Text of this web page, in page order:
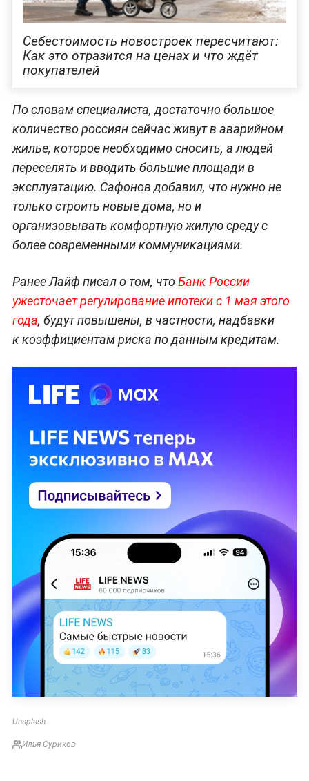
Себестоимость новостроек пересчитают:
Как это отразится на ценах и что ждёт
покупателей
По словам специалиста, достаточно большое
количество россиян сейчас живут в аварийном
жилье, которое необходимо сносить, а людей
переселять и вводить большие площади в
эксплуатацию. Сафонов добавил, что нужно не
только строить новые дома, но и
организовывать комфортную жилую среду с
более современными коммуникациями.
Ранее Лайф писал о том, чтоБанк России
ужесточает регулирование ипотеки с 1 мая этого
года, будут повышены, в частности, надбавки
к коэффициентам риска по данным кредитам.
Unsplash
Илья Суриков